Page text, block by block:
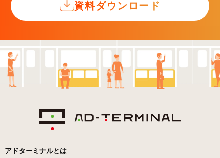
資料ダウンロード
アドターミナルとは